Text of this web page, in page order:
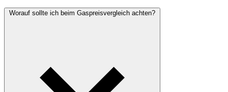
Worauf sollte ich beim Gaspreisvergleich achten?